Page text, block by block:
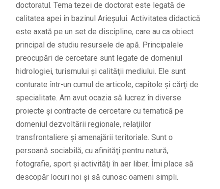
doctoratul. Tema tezei de doctorat este legată de
calitatea apei în bazinul Arieşului. Activitatea didactică
este axată pe un set de discipline, care au ca obiect
principal de studiu resursele de apă. Principalele
preocupări de cercetare sunt legate de domeniul
hidrologiei, turismului şi calităţii mediului. Ele sunt
conturate într-un cumul de articole, capitole şi cărţi de
specialitate. Am avut ocazia să lucrez în diverse
proiecte şi contracte de cercetare cu tematică pe
domeniul dezvoltării regionale, relaţiilor
transfrontaliere şi amenajării teritoriale. Sunt o
persoană sociabilă, cu afinităţi pentru natură,
fotografie, sport şi activităţi în aer liber. Îmi place să
descopăr locuri noi şi să cunosc oameni simpli.